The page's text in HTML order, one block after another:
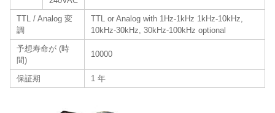
TTL / Analog 変
調
TTL or Analog with 1Hz-1kHz 1kHz-10kHz,
10kHz-30kHz, 30kHz-100kHz optional
予想寿命が (時
間)
10000
保証期 1 年